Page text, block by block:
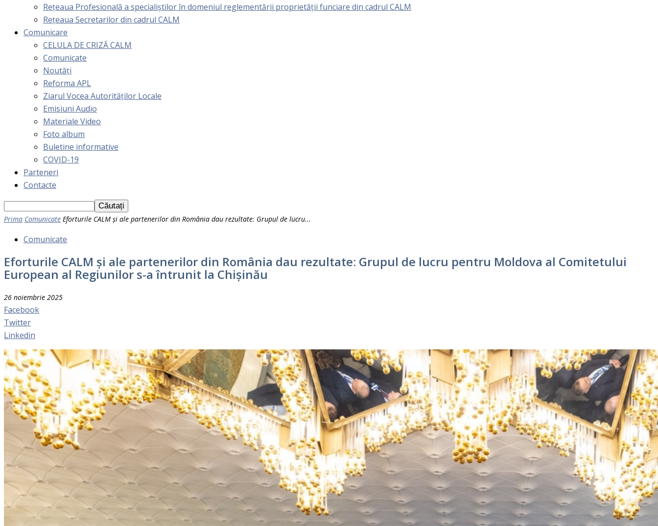
Reţeaua Profesională a specialiştilor în domeniul reglementării proprietăţii funciare din cadrul CALM
Rețeaua Secretarilor din cadrul CALM
Comunicare
CELULA DE CRIZĂ CALM
Comunicate
Noutăți
Reforma APL
Ziarul Vocea Autorităților Locale
Emisiuni Audio
Materiale Video
Foto album
Buletine informative
COVID-19
Parteneri
Contacte
Prima Comunicate Eforturile CALM și ale partenerilor din România dau rezultate: Grupul de lucru...
Comunicate
Eforturile CALM și ale partenerilor din România dau rezultate: Grupul de lucru pentru Moldova al Comitetului
European al Regiunilor s-a întrunit la Chișinău
26 noiembrie 2025
Facebook
Twitter
Linkedin